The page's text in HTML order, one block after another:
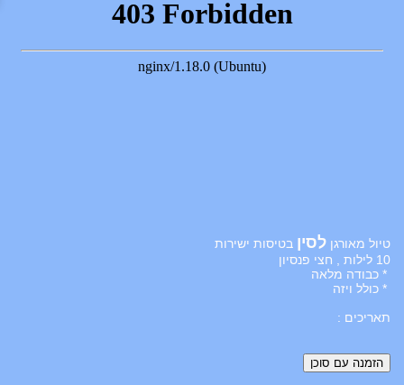
טיול מאורגן לסין בטיסות ישירות
10 לילות , חצי פנסיון
* כבודה מלאה
* כולל ויזה
תאריכים :